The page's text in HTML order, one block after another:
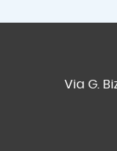
Via G.